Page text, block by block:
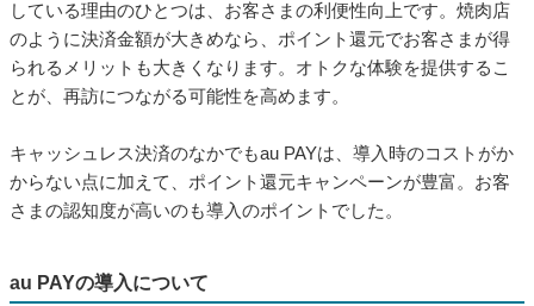
している理由のひとつは、お客さまの利便性向上です。焼肉店
のように決済金額が大きめなら、ポイント還元でお客さまが得
られるメリットも大きくなります。オトクな体験を提供するこ
とが、再訪につながる可能性を高めます。
キャッシュレス決済のなかでもau PAYは、導入時のコストがか
からない点に加えて、ポイント還元キャンペーンが豊富。お客
さまの認知度が高いのも導入のポイントでした。
au PAYの導入について